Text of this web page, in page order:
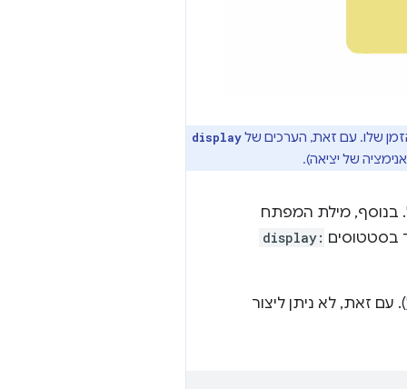
display
של יציאה).
בסטטוסים display:
). עם זאת, לא ניתן ליצור